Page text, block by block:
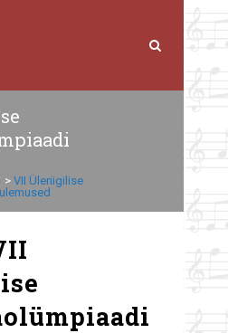
> VII Üleriigilise